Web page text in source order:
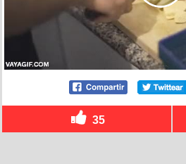
35